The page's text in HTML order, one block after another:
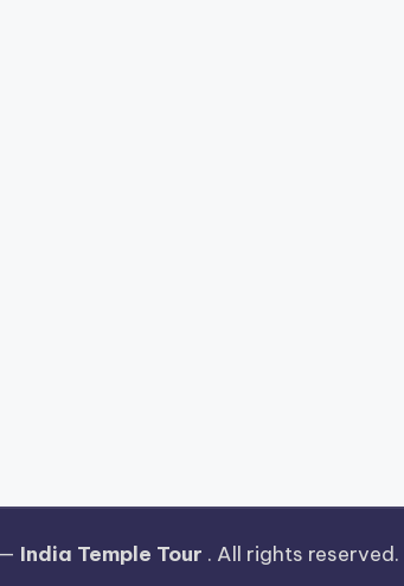
India Temple Tour . All rights reserved.